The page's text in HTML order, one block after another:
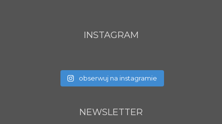
INSTAGRAM
obserwuj na instagramie
NEWSLETTER